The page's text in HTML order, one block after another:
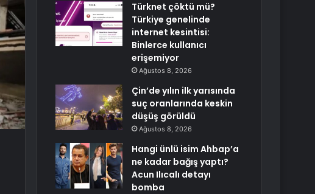
Türknet çöktü mü?
Türkiye genelinde
internet kesintisi:
Binlerce kullanıcı
erişemiyor
Ağustos 8, 2026
Çin’de yılın ilk yarısında
suç oranlarında keskin
düşüş görüldü
Ağustos 8, 2026
Hangi ünlü isim Ahbap’a
ne kadar bağış yaptı?
Acun Ilıcalı detayı
bomba